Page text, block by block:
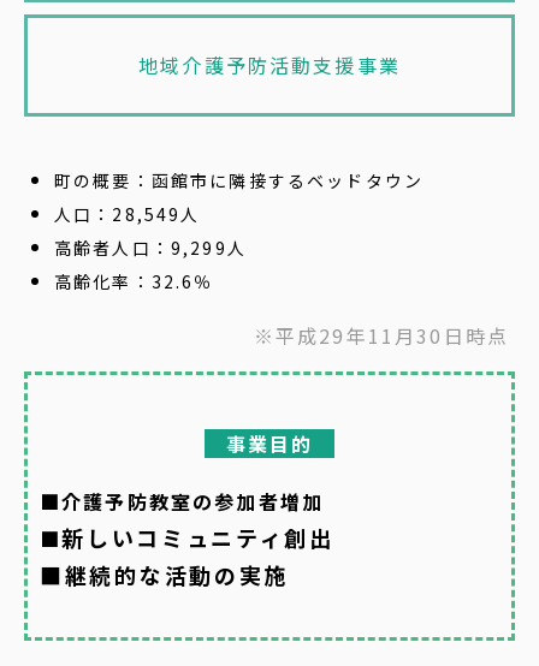
地域介護予防活動支援事業
町の概要：函館市に隣接するベッドタウン
人口：28,549人
高齢者人口：9,299人
高齢化率：32.6％
※平成29年11月30日時点
事業目的
■介護予防教室の参加者増加
■新しいコミュニティ創出
■継続的な活動の実施